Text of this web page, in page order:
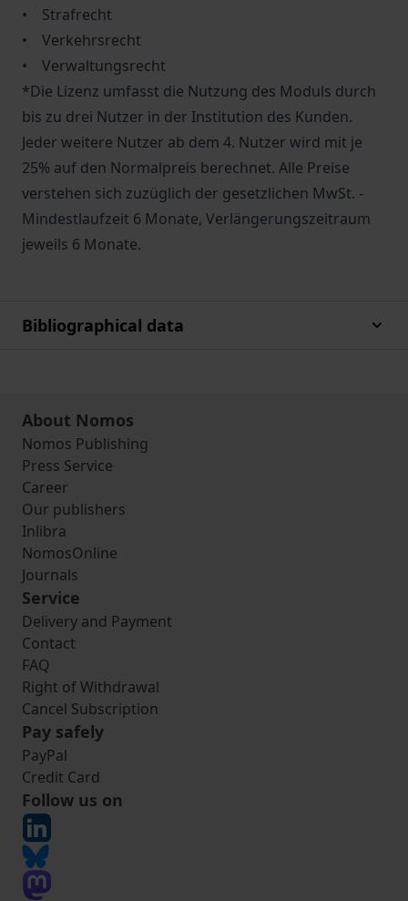
• Strafrecht
• Verkehrsrecht
• Verwaltungsrecht
*Die Lizenz umfasst die Nutzung des Moduls durch
bis zu drei Nutzer in der Institution des Kunden.
Jeder weitere Nutzer ab dem 4. Nutzer wird mit je
25% auf den Normalpreis berechnet. Alle Preise
verstehen sich zuzüglich der gesetzlichen MwSt. -
Mindestlaufzeit 6 Monate, Verlängerungszeitraum
jeweils 6 Monate.
Bibliographical data
About Nomos
Nomos Publishing
Press Service
Career
Our publishers
Inlibra
NomosOnline
Journals
Service
Delivery and Payment
Contact
FAQ
Right of Withdrawal
Cancel Subscription
Pay safely
PayPal
Credit Card
Follow us on